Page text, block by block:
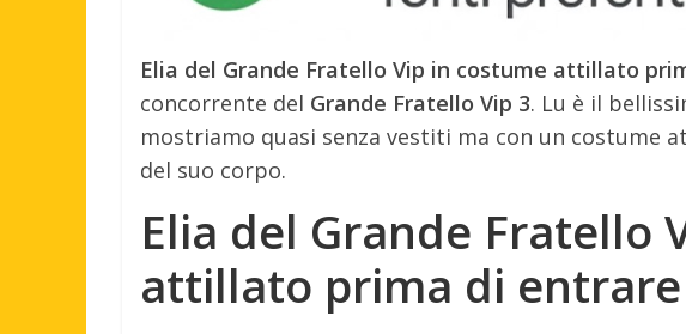
Elia del Grande Fratello Vip in costume attillato
concorrente del Grande Fratello Vip 3. Lu è il
mostriamo quasi senza vestiti ma con un costume
del suo corpo.
Elia del Grande Fratello
attillato prima di entrare